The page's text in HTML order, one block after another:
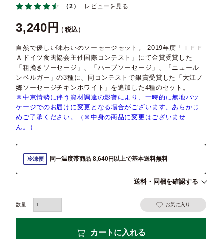
（2） レビューを見る
3,240 税込
自然で優しい味わいのソーセージセット。 2019年度「ＩＦＦ
Ａドイツ食肉協会主催国際コンテスト」にて金賞受賞した
「粗挽きソーセージ」、「ハーブソーセージ」、「ニュール
ンベルガー」の3種に、同コンテストで銀賞受賞した「大江ノ
郷ソーセージチキンホワイト」を追加した4種のセット。
※中東情勢に伴う資材調達の影響により、一時的に無地パッ
ケージでのお届けに変更となる場合がございます。あらかじ
めご了承ください。（※中身の商品に変更はございませ
ん。）
冷凍便 同一温度帯商品 8,640円以上で基本送料無料
送料・同梱を確認する
お気に入り
カートに入れる